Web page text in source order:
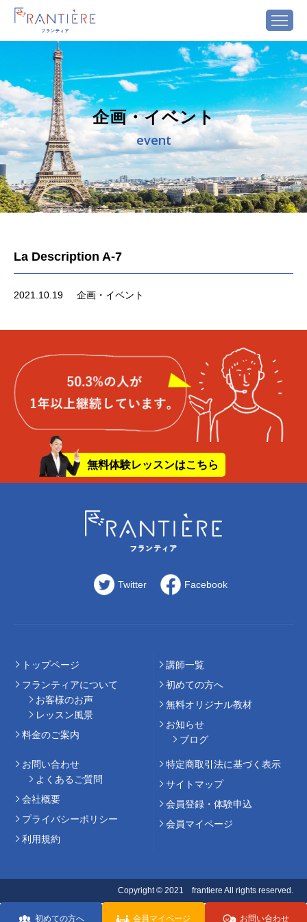
初めての方へ 会員マイページ お問い合わせ
企画・イベント
event
La Description A-7
2021.10.19 企画・イベント
無料体験レッスンはこちら
Twitter Facebook
トップページ
フランティアについて
お客様のお声
レッスン風景
料⾦のご案内
講師⼀覧
初めての⽅へ
無料オリジナル教材
お知らせ
ブログ
お問い合わせ
よくあるご質問
会社概要
プライバシーポリシー
利用規約
特定商取引法に基づく表示
サイトマップ
会員登録・体験申込
会員マイページ
Copyright © 2021 frantiere All rights reserved.